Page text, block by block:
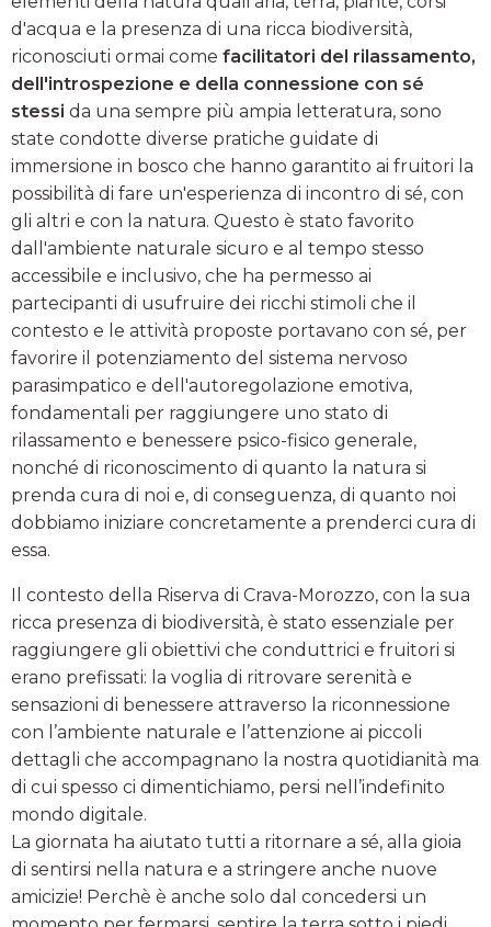
d'acqua e la presenza di una ricca biodiversità,
riconosciuti ormai come facilitatori del rilassamento,
dell'introspezione e della connessione con sé
stessi da una sempre più ampia letteratura, sono
state condotte diverse pratiche guidate di
immersione in bosco che hanno garantito ai fruitori la
possibilità di fare un'esperienza di incontro di sé, con
gli altri e con la natura. Questo è stato favorito
dall'ambiente naturale sicuro e al tempo stesso
accessibile e inclusivo, che ha permesso ai
partecipanti di usufruire dei ricchi stimoli che il
contesto e le attività proposte portavano con sé, per
favorire il potenziamento del sistema nervoso
parasimpatico e dell'autoregolazione emotiva,
fondamentali per raggiungere uno stato di
rilassamento e benessere psico-fisico generale,
nonché di riconoscimento di quanto la natura si
prenda cura di noi e, di conseguenza, di quanto noi
dobbiamo iniziare concretamente a prenderci cura di
essa.
Il contesto della Riserva di Crava-Morozzo, con la sua
ricca presenza di biodiversità, è stato essenziale per
raggiungere gli obiettivi che conduttrici e fruitori si
erano prefissati: la voglia di ritrovare serenità e
sensazioni di benessere attraverso la riconnessione
con l’ambiente naturale e l’attenzione ai piccoli
dettagli che accompagnano la nostra quotidianità ma
di cui spesso ci dimentichiamo, persi nell’indefinito
mondo digitale.
La giornata ha aiutato tutti a ritornare a sé, alla gioia
di sentirsi nella natura e a stringere anche nuove
amicizie! Perchè è anche solo dal concedersi un